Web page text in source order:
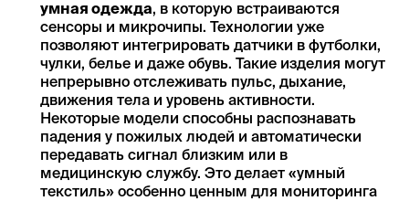
умная одежда, в которую встраиваются
сенсоры и микрочипы. Технологии уже
позволяют интегрировать датчики в футболки,
чулки, белье и даже обувь. Такие изделия могут
непрерывно отслеживать пульс, дыхание,
движения тела и уровень активности.
Некоторые модели способны распознавать
падения у пожилых людей и автоматически
передавать сигнал близким или в
медицинскую службу. Это делает «умный
текстиль» особенно ценным для мониторинга